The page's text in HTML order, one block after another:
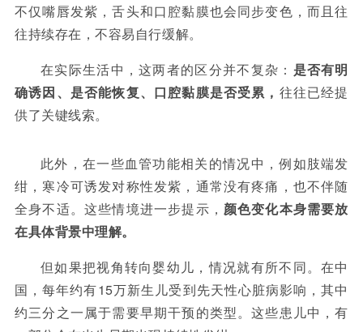
不仅嘴唇发紫，舌头和口腔黏膜也会同步变色，而且往
往持续存在，不容易自行缓解。
在实际生活中，这两者的区分并不复杂： 是否有明
确诱因、是否能恢复、口腔黏膜是否受累， 往往已经提
供了关键线索。
此外，在一些血管功能相关的情况中，例如肢端发
绀，寒冷可诱发对称性发紫，通常没有疼痛，也不伴随
全身不适。这些情境进一步提示， 颜色变化本身需要放
在具体背景中理解。
但如果把视角转向婴幼儿，情况就有所不同。在中
国，每年约有15万新生儿受到先天性心脏病影响，其中
约三分之一属于需要早期干预的类型。这些患儿中，有